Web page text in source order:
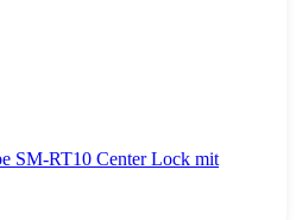
SM-RT10 Center Lock mit